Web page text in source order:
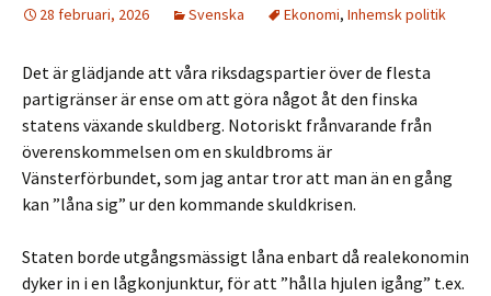
28 februari, 2026 Svenska Ekonomi, Inhemsk politik
Det är glädjande att våra riksdagspartier över de flesta
partigränser är ense om att göra något åt den finska
statens växande skuldberg. Notoriskt frånvarande från
överenskommelsen om en skuldbroms är
Vänsterförbundet, som jag antar tror att man än en gång
kan ”låna sig” ur den kommande skuldkrisen.
Staten borde utgångsmässigt låna enbart då realekonomin
dyker in i en lågkonjunktur, för att ”hålla hjulen igång” t.ex.